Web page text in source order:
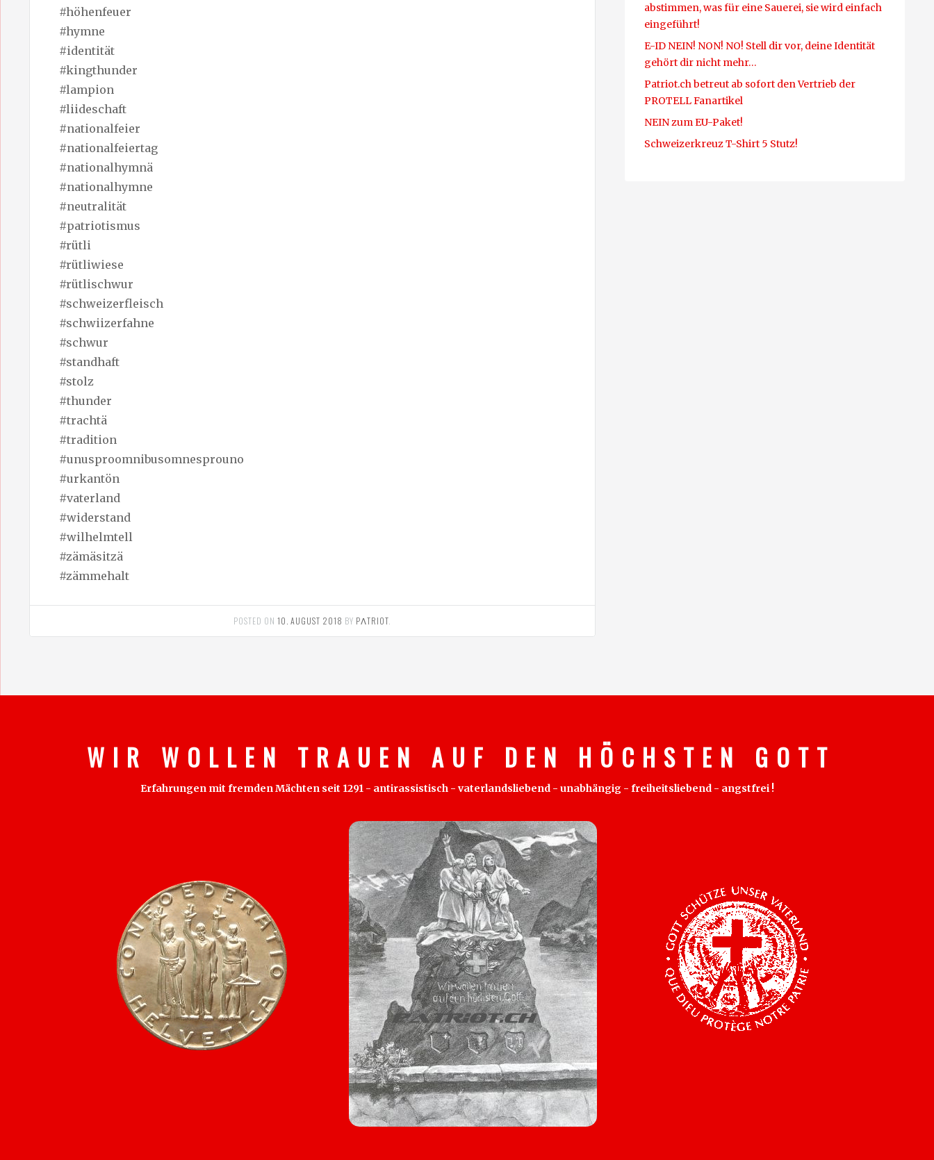
#höhenfeuer
#hymne
#identität
#kingthunder
#lampion
#liideschaft
#nationalfeier
#nationalfeiertag
#nationalhymnä
#nationalhymne
#neutralität
#patriotismus
#rütli
#rütliwiese
#rütlischwur
#schweizerfleisch
#schwiizerfahne
#schwur
#standhaft
#stolz
#thunder
#trachtä
#tradition
#unusproomnibusomnesprouno
#urkantön
#vaterland
#widerstand
#wilhelmtell
#zämäsitzä
#zämmehalt
POSTED ON10. AUGUST 2018 BY PΛTRIOT
abstimmen, was für eine Sauerei, sie wird einfach
eingeführt!
E-ID NEIN! NON! NO! Stell dir vor, deine Identität
gehört dir nicht mehr…
Patriot.ch betreut ab sofort den Vertrieb der
PROTELL Fanartikel
NEIN zum EU-Paket!
Schweizerkreuz T-Shirt 5 Stutz!
W I R W O L L E N T R A U E N A U F D E N H Ö C H S T E N G O T T
Erfahrungen mit fremden Mächten seit 1291 - antirassistisch - vaterlandsliebend - unabhängig - freiheitsliebend - angstfrei !